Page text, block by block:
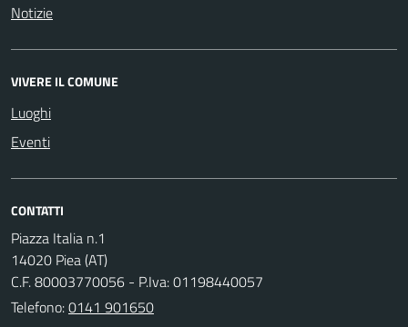
Notizie
VIVERE IL COMUNE
Luoghi
Eventi
CONTATTI
Piazza Italia n.1
14020 Piea (AT)
C.F. 80003770056 - P.Iva: 01198440057
Telefono:0141 901650